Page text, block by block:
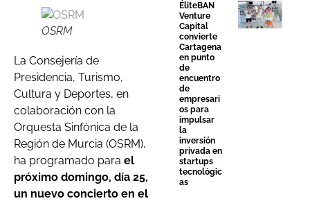
OSRM
La Consejería de
Presidencia, Turismo,
Cultura y Deportes, en
colaboración con la
Orquesta Sinfónica de la
Región de Murcia (OSRM),
ha programado para el
próximo domingo, día 25,
un nuevo concierto en el
ÉliteBAN
Venture
Capital
convierte
Cartagena
en punto
de
encuentro
de
empresari
os para
impulsar
la
inversión
privada en
startups
tecnológic
as